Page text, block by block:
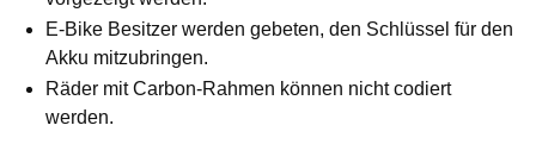
E-Bike Besitzer werden gebeten, den Schlüssel für den
Akku mitzubringen.
Räder mit Carbon-Rahmen können nicht codiert
werden.